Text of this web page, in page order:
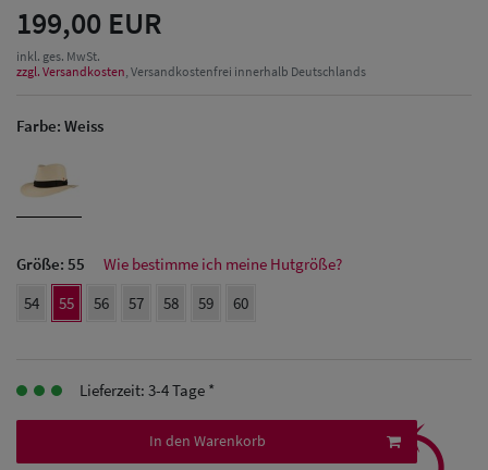
Herren Caps
Baseball Cpas
199,00 EUR
inkl. ges. MwSt.
zzgl. Versandkosten , Versandkostenfrei innerhalb Deutschlands
Farbe: Weiss
Größe: 55
Wie bestimme ich meine Hutgröße?
54
55 56 57 58 59 60
Lieferzeit: 3-4 Tage *
In den Warenkorb